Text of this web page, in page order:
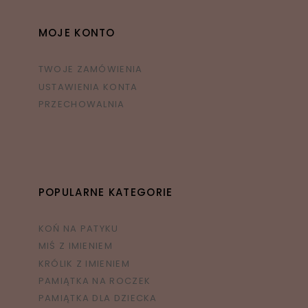
MOJE KONTO
TWOJE ZAMÓWIENIA
USTAWIENIA KONTA
PRZECHOWALNIA
POPULARNE KATEGORIE
KOŃ NA PATYKU
MIŚ Z IMIENIEM
KRÓLIK Z IMIENIEM
PAMIĄTKA NA ROCZEK
PAMIĄTKA DLA DZIECKA